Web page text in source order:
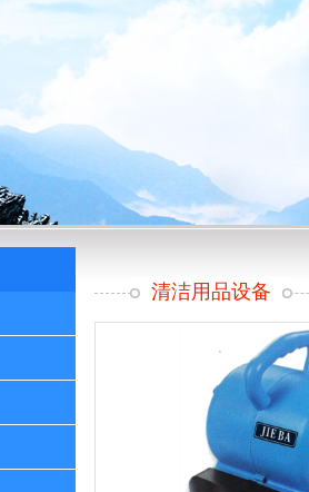
清洁用品设备